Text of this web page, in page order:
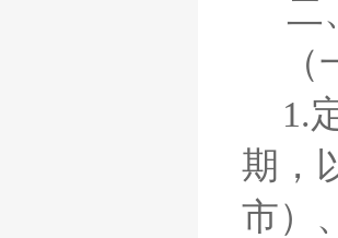
二
1.
期，
市）